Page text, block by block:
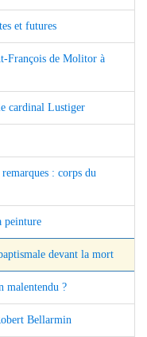
et futures
François de Molitor à
cardinal Lustiger
: corps du
peinture
devant la mort
malentendu ?
Bellarmin